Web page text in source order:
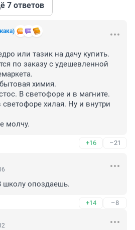
7 ответов
или тазик на дачу купить.
по заказу с удешевленной
химия.
В светофоре и в магните.
хилая. Ну и внутри
молчу.
+16 –21
школу опоздаешь.
+14 –8